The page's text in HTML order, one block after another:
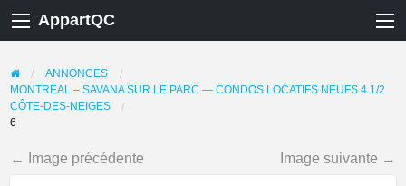
AppartQC
ANNONCES
MONTRÉAL – SAVANA SUR LE PARC — CONDOS LOCATIFS NEUFS 4 1/2
CÔTE-DES-NEIGES
6
← Image précédente Image suivante →